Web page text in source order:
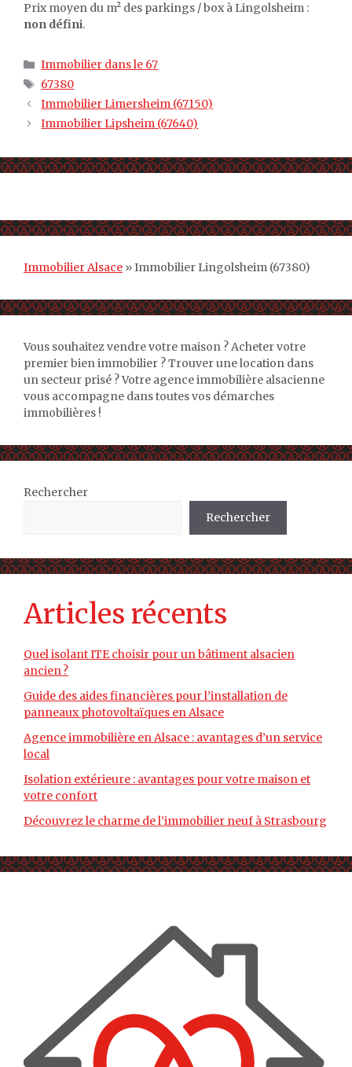
Prix moyen du m² des parkings / box à Lingolsheim :
non défini.
Catégories
Immobilier dans le 67
Étiquettes
67380
Immobilier Limersheim (67150)
Immobilier Lipsheim (67640)
Immobilier Alsace »Immobilier Lingolsheim (67380)
Vous souhaitez vendre votre maison ? Acheter votre
premier bien immobilier ? Trouver une location dans
un secteur prisé ? Votre agence immobilière alsacienne
vous accompagne dans toutes vos démarches
immobilières !
Rechercher
Rechercher
Articles récents
Quel isolant ITE choisir pour un bâtiment alsacien
ancien ?
Guide des aides financières pour l’installation de
panneaux photovoltaïques en Alsace
Agence immobilière en Alsace : avantages d’un service
local
Isolation extérieure : avantages pour votre maison et
votre confort
Découvrez le charme de l’immobilier neuf à Strasbourg